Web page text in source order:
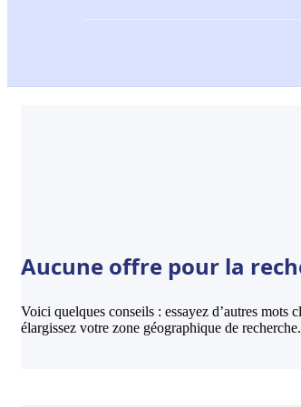
Aucune offre pour la
Voici quelques conseils : essayez d’autres mots
élargissez votre zone géographique de recherche.